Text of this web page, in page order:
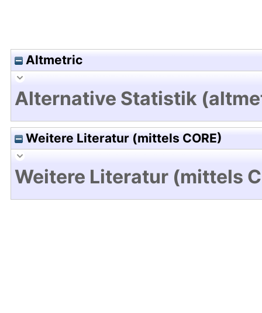
Altmetric
Alternative Statistik
Weitere Literatur (mittels CORE)
Weitere Literatur (mittels